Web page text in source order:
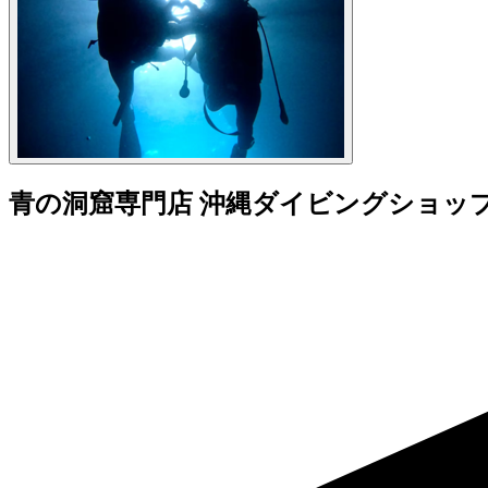
青の洞窟専門店 沖縄ダイビングショッ